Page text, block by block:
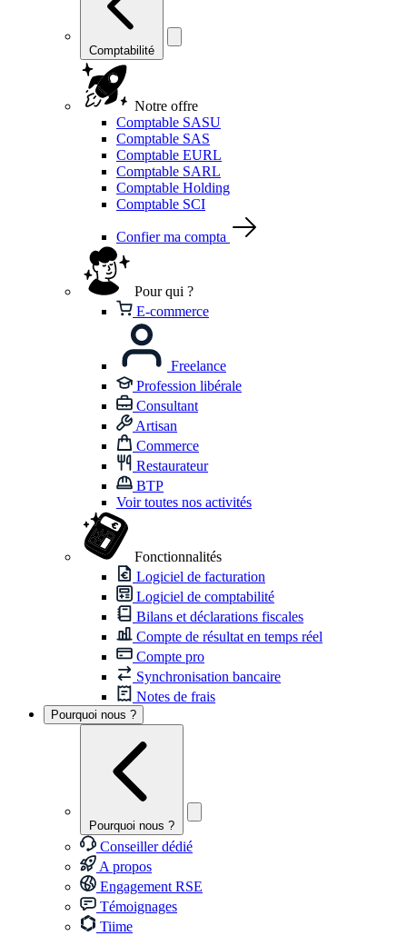
Comptabilité
Notre offre
Comptable SASU
Comptable SAS
Comptable EURL
Comptable SARL
Comptable Holding
Comptable SCI
Confier ma compta
Pour qui ?
E-commerce
Freelance
Profession libérale
Consultant
Artisan
Commerce
Restaurateur
BTP
Voir toutes nos activités
Fonctionnalités
Logiciel de facturation
Logiciel de comptabilité
Bilans et déclarations fiscales
Compte de résultat en temps réel
Compte pro
Synchronisation bancaire
Notes de frais
Pourquoi nous ?
Pourquoi nous ?
Conseiller dédié
A propos
Engagement RSE
Témoignages
Tiime